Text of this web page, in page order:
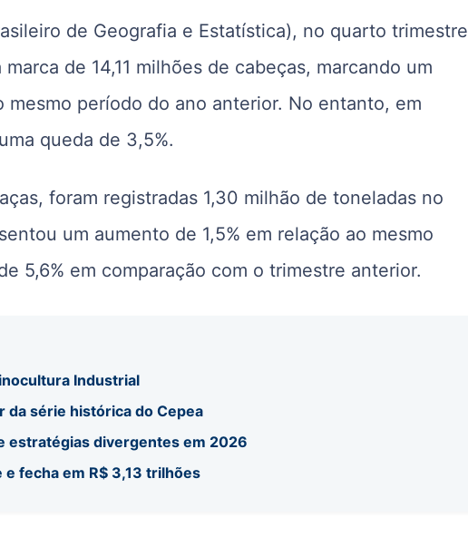
de Geografia e Estatística), no quarto trimestre
de 14,11 milhões de cabeças, marcando um
mesmo período do ano anterior. No entanto, em
queda de 3,5%.
foram registradas 1,30 milhão de toneladas no
um aumento de 1,5% em relação ao mesmo
5,6% em comparação com o trimestre anterior.
Industrial
da série histórica do Cepea
estratégias divergentes em 2026
e fecha em R$ 3,13 trilhões